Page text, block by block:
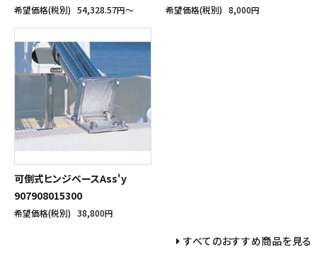
希望価格(税別) 54,328.57円〜 希望価格(税別) 8,000円
可倒式ヒンジベースAss'y
907908015300
希望価格(税別) 38,800円
すべてのおすすめ商品を見る